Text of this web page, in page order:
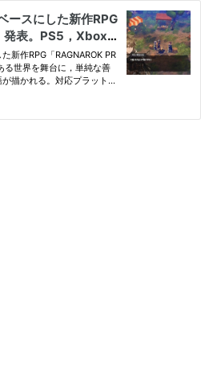
ースにした新作RPG
発表。PS5，Xbox S
2，PC向けに2027
新作RPG「RAGNAROK PR
る世界を舞台に，単純な善
描かれる。対応プラットフ